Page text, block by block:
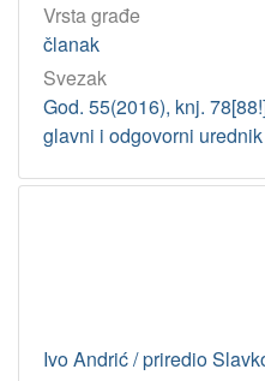
Vrsta građe
članak
Svezak
God. 55(2016), knj.
glavni i odgovorni
Ivo Andrić / priredio